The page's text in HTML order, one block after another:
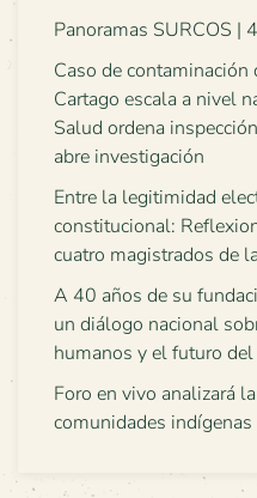
Panoramas SURCOS |
Caso de
Cartago escala a nivel
Salud ordena
abre investigación
Entre la legitimidad
constitucional:
cuatro magistrados de
A 40 años de su
un diálogo nacional
humanos y el futuro
Foro en vivo analizará
comunidades indígenas